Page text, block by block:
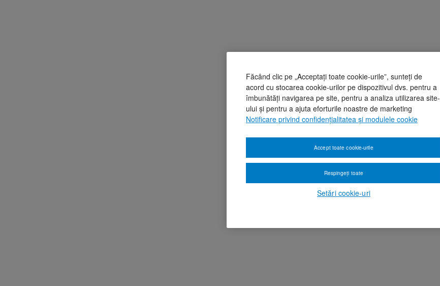
Făcând clic pe „Acceptați toate cookie-urile”, sunteți de
acord cu stocarea cookie-urilor pe dispozitivul dvs. pentru a
îmbunătăți navigarea pe site, pentru a analiza utilizarea site-
ului și pentru a ajuta eforturile noastre de marketing
Notificare privind confidențialitatea și modulele cookie
Setări cookie-uri
Respingeți toate
Accept toate cookie-urile